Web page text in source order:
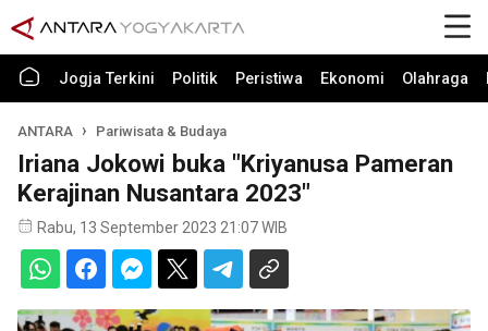
Jogja Terkini Politik Peristiwa Ekonomi Olahraga
ANTARA Pariwisata & Budaya
Iriana Jokowi buka "Kriyanusa Pameran
Kerajinan Nusantara 2023"
Rabu, 13 September 2023 21:07 WIB